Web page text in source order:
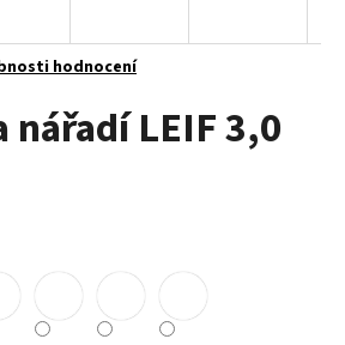
hodnocení
nářadí LEIF 3,0